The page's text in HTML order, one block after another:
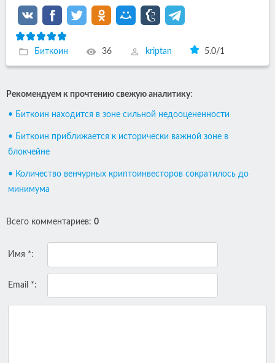
Биткоин 36 kriptan 5.0/1
Рекомендуем к прочтению свежую аналитику:
• Биткоин находится в зоне сильной недооцененности
• Биткоин приближается к исторически важной зоне в
блокчейне
• Количество венчурных криптоинвесторов сократилось до
минимума
Всего комментариев: 0
Имя *:
Email *: